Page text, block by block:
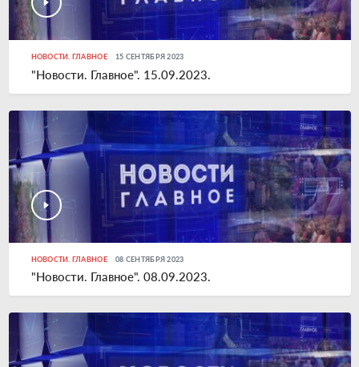
НОВОСТИ. ГЛАВНОЕ 15 СЕНТЯБРЯ 2023
"Новости. Главное". 15.09.2023.
НОВОСТИ. ГЛАВНОЕ 08 СЕНТЯБРЯ 2023
"Новости. Главное". 08.09.2023.